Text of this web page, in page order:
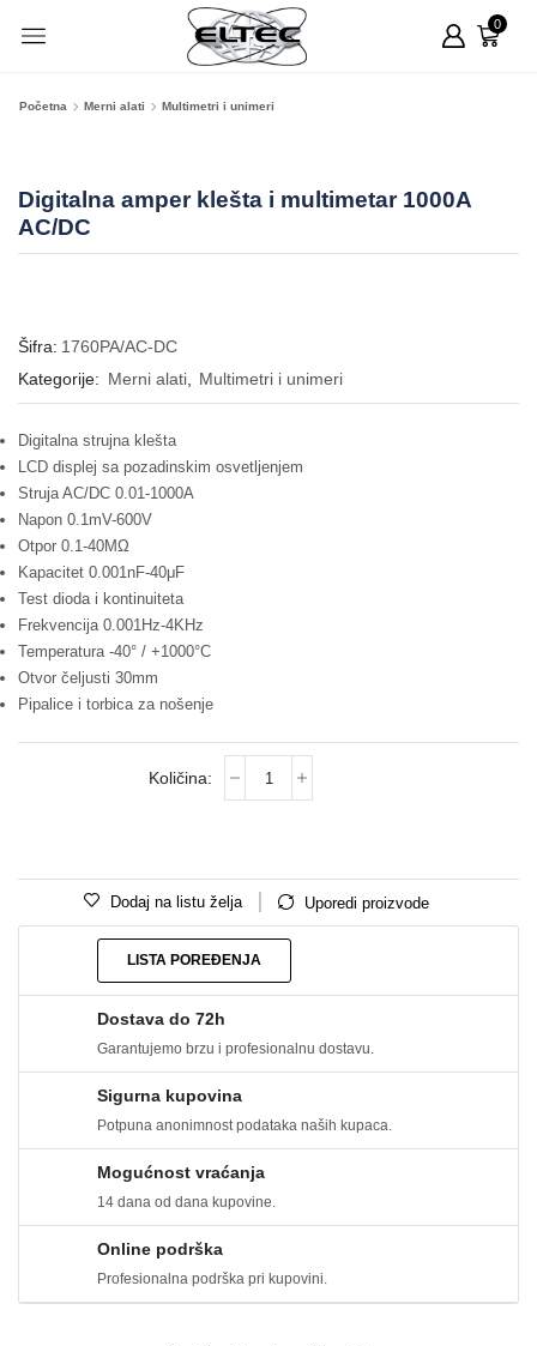
0
Početna Merni alati Multimetri i unimeri
Digitalna amper klešta i multimetar 1000A
AC/DC
Šifra: 1760PA/AC-DC
Kategorije: Merni alati Multimetri i unimeri
Digitalna strujna klešta
LCD displej sa pozadinskim osvetljenjem
Struja AC/DC 0.01-1000A
Napon 0.1mV-600V
Otpor 0.1-40MΩ
Kapacitet 0.001nF-40μF
Test dioda i kontinuiteta
Frekvencija 0.001Hz-4KHz
Temperatura -40° / +1000°C
Otvor čeljusti 30mm
Pipalice i torbica za nošenje
Dodaj na listu želja Uporedi proizvode
LISTA POREĐENJA
Dostava do 72h
Garantujemo brzu i profesionalnu dostavu.
Sigurna kupovina
Potpuna anonimnost podataka naših kupaca.
Mogućnost vraćanja
14 dana od dana kupovine.
Online podrška
Profesionalna podrška pri kupovini.